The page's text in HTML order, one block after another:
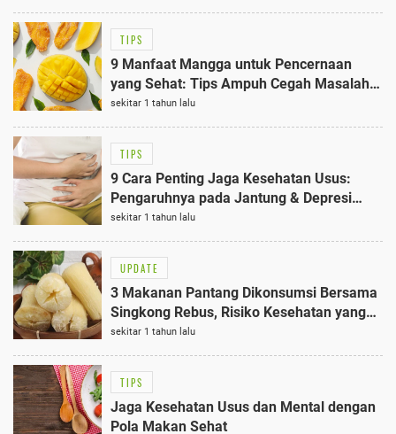
TIPS
9 Manfaat Mangga untuk Pencernaan
yang Sehat: Tips Ampuh Cegah Masalah
Perut!
sekitar 1 tahun lalu
TIPS
9 Cara Penting Jaga Kesehatan Usus:
Pengaruhnya pada Jantung & Depresi
Terungkap!
sekitar 1 tahun lalu
UPDATE
3 Makanan Pantang Dikonsumsi Bersama
Singkong Rebus, Risiko Kesehatan yang
Mengejutkan
sekitar 1 tahun lalu
TIPS
Jaga Kesehatan Usus dan Mental dengan
Pola Makan Sehat